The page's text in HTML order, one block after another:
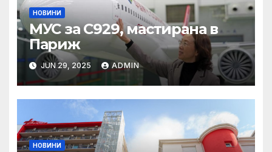
НОВИНИ
МУС за C929, мастирана в
Париж
JUN 29, 2025 ADMIN
НОВИНИ